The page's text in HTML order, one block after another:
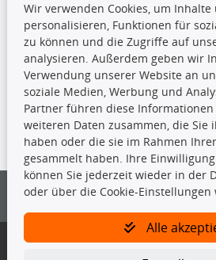
TecDoc Inside
Die hier angezeigten Daten insbesondere die
nicht kopiert werden.
Es ist zu unterlassen, die Daten oder die
vorherige Zustimmung von TecDoc zu
und/oder diese Handlungen durch Dritte
Bitte prüfen Sie, ob das über unseren
Wir verwenden Cookies, um Inhalte
personalisieren, Funktionen für
zu können und die Zugriffe auf
analysieren. Außerdem geben wir
Verwendung unserer Website an
soziale Medien, Werbung und
Partner führen diese
weiteren Daten zusammen, die Sie
haben oder die sie im Rahmen
gesammelt haben. Ihre
können Sie jederzeit wieder in der
oder über die Cookie-
Alle